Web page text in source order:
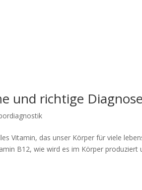
und richtige Diagnose
Vitamin, das unser Körper für viele
B12, wie wird es im Körper produziert